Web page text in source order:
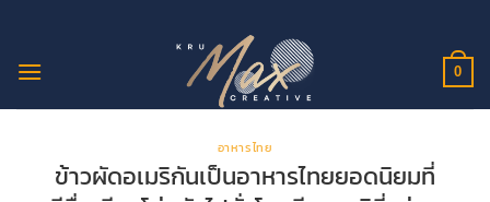
ยัง
0
อาหารไทย
ข้าวผัดอเมริกันเป็นอาหารไทยยอดนิยมที่